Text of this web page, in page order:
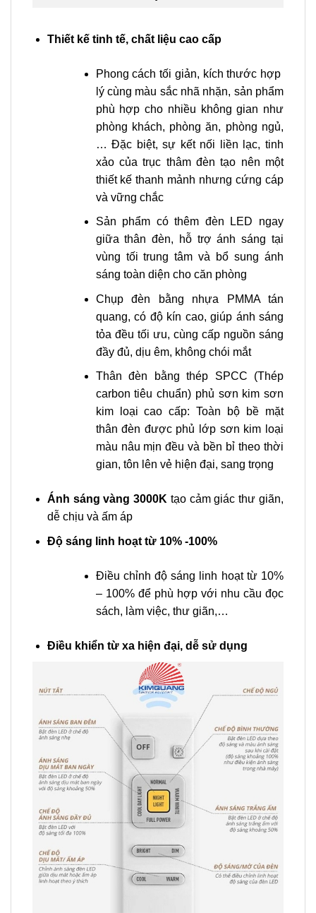
Thiết kế tinh tế, chất liệu cao cấp
Phong cách tối giản, kích thước hợp
lý cùng màu sắc nhã nhặn, sản phẩm
phù hợp cho nhiều không gian như
phòng khách, phòng ăn, phòng ngủ,
… Đặc biệt, sự kết nối liền lạc, tinh
xảo của trục thâm đèn tạo nên một
thiết kế thanh mảnh nhưng cứng cáp
và vững chắc
Sản phẩm có thêm đèn LED ngay
giữa thân đèn, hỗ trợ ánh sáng tại
vùng tối trung tâm và bổ sung ánh
sáng toàn diện cho căn phòng
Chụp đèn bằng nhựa PMMA tán
quang, có độ kín cao, giúp ánh sáng
tỏa đều tối ưu, cùng cấp nguồn sáng
đầy đủ, dịu êm, không chói mắt
Thân đèn bằng thép SPCC (Thép
carbon tiêu chuẩn) phủ sơn kim sơn
kim loại cao cấp: Toàn bộ bề mặt
thân đèn được phủ lớp sơn kim loại
màu nâu mịn đều và bền bỉ theo thời
gian, tôn lên vẻ hiện đại, sang trọng
Ánh sáng vàng 3000K tạo cảm giác thư giãn,
dễ chịu và ấm áp
Độ sáng linh hoạt từ 10% -100%
Điều chỉnh độ sáng linh hoạt từ 10%
– 100% để phù hợp với nhu cầu đọc
sách, làm việc, thư giãn,…
Điều khiển từ xa hiện đại, dễ sử dụng